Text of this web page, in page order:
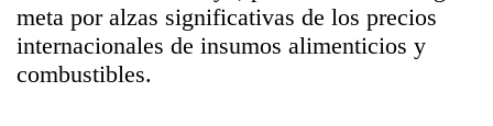
meta por alzas significativas de los precios
internacionales de insumos alimenticios y
combustibles.